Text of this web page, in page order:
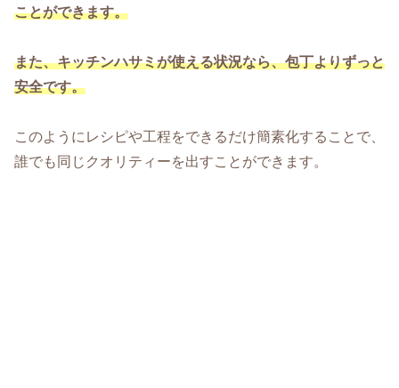
ことができます。
また、キッチンハサミが使える状況なら、包丁よりずっと
安全です。
このようにレシピや工程をできるだけ簡素化することで、
誰でも同じクオリティーを出すことができます。